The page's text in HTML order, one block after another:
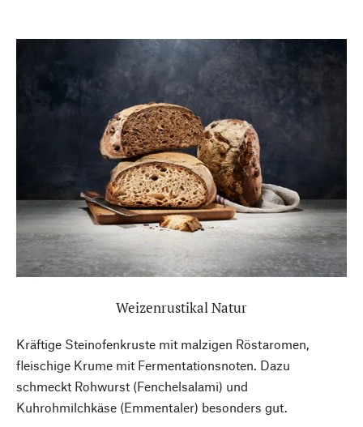
Weizenrustikal Natur
Kräftige Steinofenkruste mit malzigen Röstaromen,
fleischige Krume mit Fermentationsnoten. Dazu
schmeckt Rohwurst (Fenchelsalami) und
Kuhrohmilchkäse (Emmentaler) besonders gut.